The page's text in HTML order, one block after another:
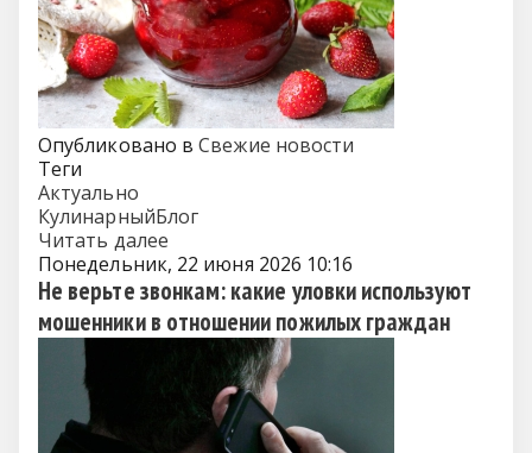
Опубликовано в Свежие новости
Теги
Актуально
КулинарныйБлог
Читать далее
Понедельник, 22 июня 2026 10:16
Не верьте звонкам: какие уловки используют
мошенники в отношении пожилых граждан